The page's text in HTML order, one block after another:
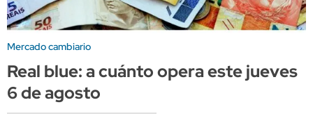
Mercado cambiario
Real blue: a cuánto opera este jueves
6 de agosto